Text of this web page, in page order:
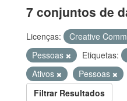
7 conjuntos de
Licenças: Creative
Pessoas
Etiquetas:
Ativos
Pessoas
Filtrar Resultados